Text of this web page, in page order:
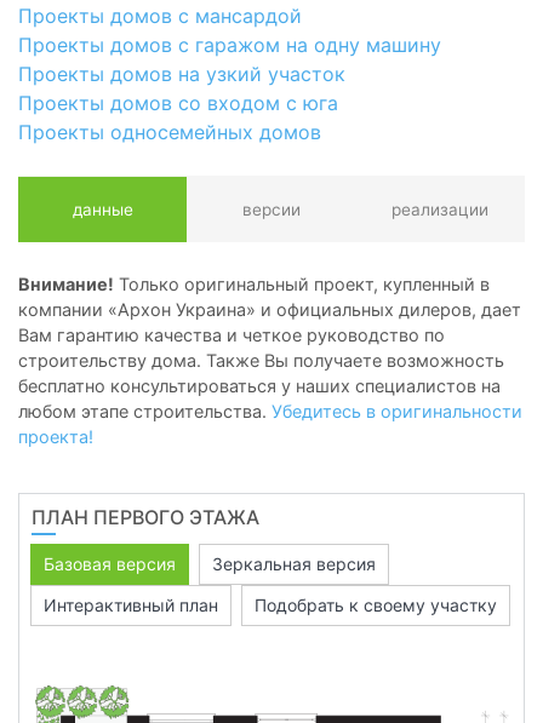
Проекты домов с мансардой
Проекты домов с гаражом на одну машину
Проекты домов на узкий участок
Проекты домов со входом с юга
Проекты односемейных домов
данные версии реализации
Внимание! Только оригинальный проект, купленный в
компании «Архон Украина» и официальных дилеров, дает
Вам гарантию качества и четкое руководство по
строительству дома. Также Вы получаете возможность
бесплатно консультироваться у наших специалистов на
любом этапе строительства. Убедитесь в оригинальности
проекта!
ПЛАН ПЕРВОГО ЭТАЖА
Базовая версия
Зеркальная версия
Интерактивный план
Подобрать к своему участку